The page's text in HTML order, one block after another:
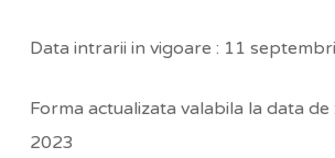
Data intrarii in vigoare : 11
Forma actualizata valabila la data
2023